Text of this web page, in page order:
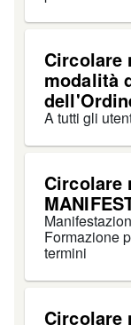
Circolare
modalità
A tutti gli
Circolare
Formazione
termini
Circolare